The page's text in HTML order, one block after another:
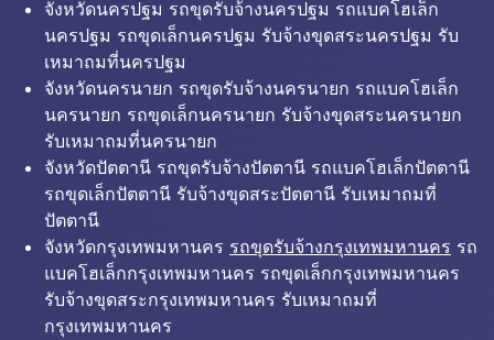
จังหวัดนครปฐม รถขุดรับจ้างนครปฐม รถแบคโฮเล็ก
นครปฐม รถขุดเล็กนครปฐม รับจ้างขุดสระนครปฐม รับ
เหมาถมที่นครปฐม
จังหวัดนครนายก รถขุดรับจ้างนครนายก รถแบคโฮเล็ก
นครนายก รถขุดเล็กนครนายก รับจ้างขุดสระนครนายก
รับเหมาถมที่นครนายก
จังหวัดปัตตานี รถขุดรับจ้างปัตตานี รถแบคโฮเล็กปัตตานี
รถขุดเล็กปัตตานี รับจ้างขุดสระปัตตานี รับเหมาถมที่
ปัตตานี
จังหวัดกรุงเทพมหานคร รถขุดรับจ้างกรุงเทพมหานคร รถ
แบคโฮเล็กกรุงเทพมหานคร รถขุดเล็กกรุงเทพมหานคร
รับจ้างขุดสระกรุงเทพมหานคร รับเหมาถมที่
กรุงเทพมหานคร